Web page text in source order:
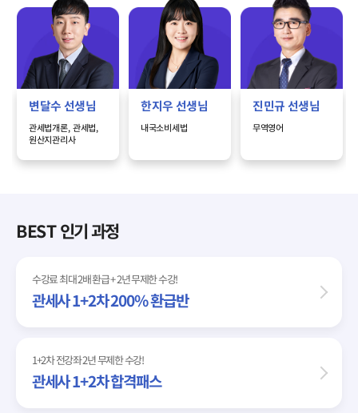
변달수 선생님
관세법개론, 관세법,
원산지관리사
한지우 선생님
내국소비세법
진민규 선생님
무역영어
BEST 인기 과정
수강료 최대 2배 환급 + 2년 무제한 수강!
관세사 1+2차 200% 환급반
1+2차 전강좌 2년 무제한 수강!
관세사 1+2차 합격패스